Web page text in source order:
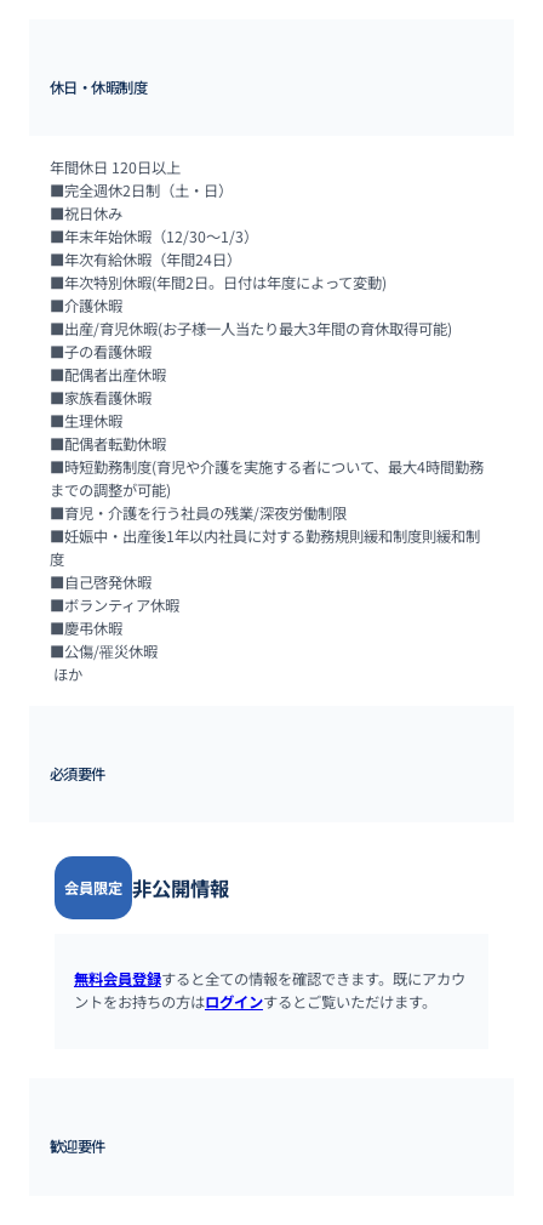
休日・休暇制度
年間休日 120日以上
■完全週休2日制（土・日）
■祝日休み
■年末年始休暇（12/30～1/3）
■年次有給休暇（年間24日）
■年次特別休暇(年間2日。日付は年度によって変動)
■介護休暇
■出産/育児休暇(お子様一人当たり最大3年間の育休取得可能)
■子の看護休暇
■配偶者出産休暇
■家族看護休暇
■生理休暇
■配偶者転勤休暇
■時短勤務制度(育児や介護を実施する者について、最大4時間勤務
までの調整が可能)
■育児・介護を行う社員の残業/深夜労働制限
■妊娠中・出産後1年以内社員に対する勤務規則緩和制度則緩和制
度
■自己啓発休暇
■ボランティア休暇
■慶弔休暇
■公傷/罹災休暇
ほか
必須要件
会員限定 非公開情報
無料会員登録すると全ての情報を確認できます。既にアカウ
ントをお持ちの方はログインするとご覧いただけます。
歓迎要件